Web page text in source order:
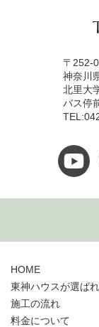
〒252-
神奈川
北里大
バス停
HOME
東神ハウスが選ば
施工の流れ
料金について